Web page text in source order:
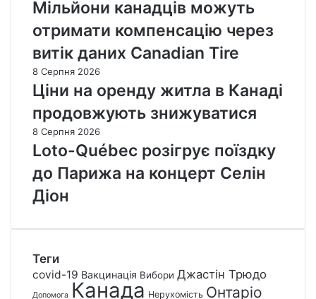
Мільйони канадців можуть
отримати компенсацію через
витік даних Canadian Tire
8 Серпня 2026
Ціни на оренду житла в Канаді
продовжують знижуватися
8 Серпня 2026
Loto-Québec розігрує поїздку
до Парижа на концерт Селін
Діон
Теги
covid-19 Вакцинація Вибори Джастін Трюдо
Допомога Канада Нерухомість Онтаріо